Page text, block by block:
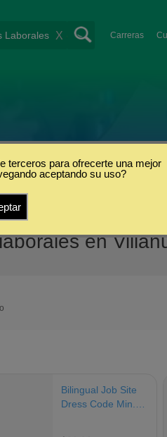
Carreras
X
en
terceros para ofrecerte una mejor
aceptando su uso?